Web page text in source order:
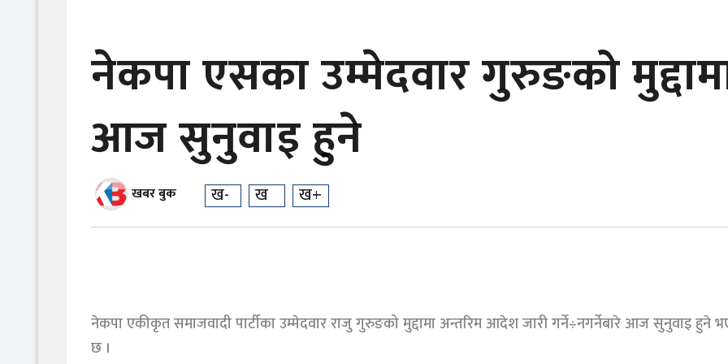
नेकपा एसका उम्मेदवार गुरुङको
आज सुनुवाइ हुने
खबर बुक ख- ख ख+
नेकपा एकीकृत समाजवादी पार्टीका उम्मेदवार राजु गुरुङको मुद्दामा अन्तरिम आदेश जारी गर्ने÷नगर्नेबारे आज सुनुवाइ हुने
छ ।